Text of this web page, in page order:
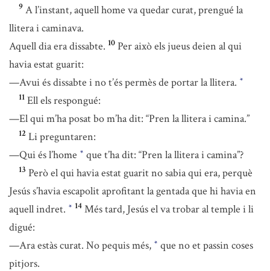
9 A l’instant, aquell home va quedar curat, prengué la
llitera i caminava.
Aquell dia era dissabte. 10 Per això els jueus deien al qui
havia estat guarit:
—Avui és dissabte i no t’és permès de portar la llitera. *
11 Ell els respongué:
—El qui m’ha posat bo m’ha dit: “Pren la llitera i camina.”
12 Li preguntaren:
—Qui és l’home * que t’ha dit: “Pren la llitera i camina”?
13 Però el qui havia estat guarit no sabia qui era, perquè
Jesús s’havia escapolit aprofitant la gentada que hi havia en
aquell indret. * 14 Més tard, Jesús el va trobar al temple i li
digué:
—Ara estàs curat. No pequis més, * que no et passin coses
pitjors.